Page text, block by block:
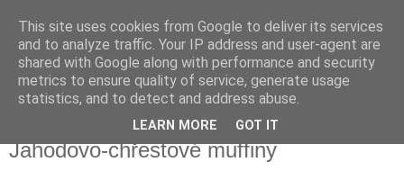
Delicious blog
Lucie
pondělí 22. června 2015
Jahodovo-chřestové muffiny
This site uses cookies from Google to deliver its services
and to analyze traffic. Your IP address and user-agent are
shared with Google along with performance and security
metrics to ensure quality of service, generate usage
statistics, and to detect and address abuse.
LEARN MORE GOT IT